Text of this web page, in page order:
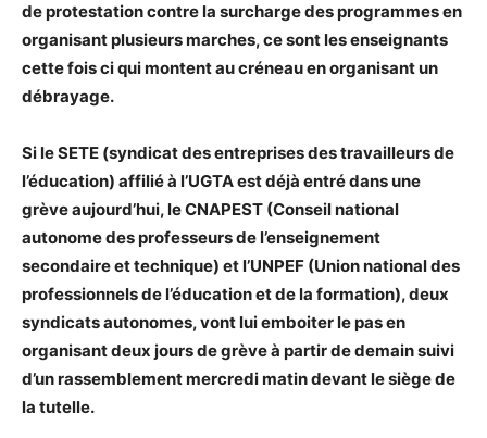
de protestation contre la surcharge des programmes en
organisant plusieurs marches, ce sont les enseignants
cette fois ci qui montent au créneau en organisant un
débrayage.
Si le SETE (syndicat des entreprises des travailleurs de
l’éducation) affilié à l’UGTA est déjà entré dans une
grève aujourd’hui, le CNAPEST (Conseil national
autonome des professeurs de l’enseignement
secondaire et technique) et l’UNPEF (Union national des
professionnels de l’éducation et de la formation), deux
syndicats autonomes, vont lui emboiter le pas en
organisant deux jours de grève à partir de demain suivi
d’un rassemblement mercredi matin devant le siège de
la tutelle.